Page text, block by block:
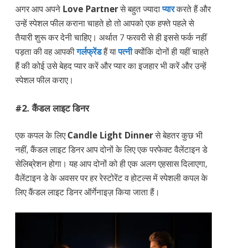
अगर आप अपने Love Partnerसे बहुत ज्यादाप्यारकरते हैं और
उन्हें स्पेशल फील कराना चाहते हो तो आपको एक हफ्ते पहले से
तैयारी शुरू कर देनी चाहिए। अर्थात 7 फरवरी से ही इससे फर्क नहीं
पड़ता की वह आपकीगर्लफ्रेंडहैं यापत्नीक्योंकि दोनों ही यहीं चाहते
हैं की कोई उसे बेहद प्यार करें और प्यार का इजहार भी करें और उन्हें
स्पेशल फील कराए।
#2. कैंडल लाइट डिनर
एक कपल के लिएCandle Light Dinnerसे बेहतर कुछ भी
नहीं, कैंडल लाइट डिनर आप दोनों के लिए एक परफेक्ट वैलेंटाइन डे
सेलिब्रेशन होगा। यह आप दोनों को ही एक अलग एहसास दिलाएगा,
वैलेंटाइन डे के अवसर पर हर रेस्टोरेंट व होटल्स में स्पेशली कपल के
लिए कैंडल लाइट डिनर ऑर्गेनाइज़ किया जाता हैं।